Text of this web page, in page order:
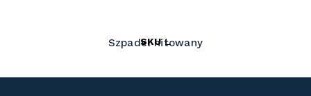
Szpadel nitowany
SKUL